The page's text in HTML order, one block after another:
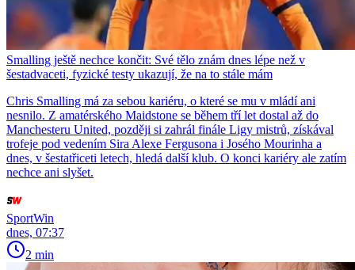
Smalling ještě nechce končit: Své tělo znám dnes lépe než v
šestadvaceti, fyzické testy ukazují, že na to stále mám
Chris Smalling má za sebou kariéru, o které se mu v mládí ani
nesnilo. Z amatérského Maidstone se během tří let dostal až do
Manchesteru United, později si zahrál finále Ligy mistrů, získával
trofeje pod vedením Sira Alexe Fergusona i Josého Mourinha a
dnes, v šestatřiceti letech, hledá další klub. O konci kariéry ale zatím
nechce ani slyšet.
SportWin
dnes, 07:37
2 min